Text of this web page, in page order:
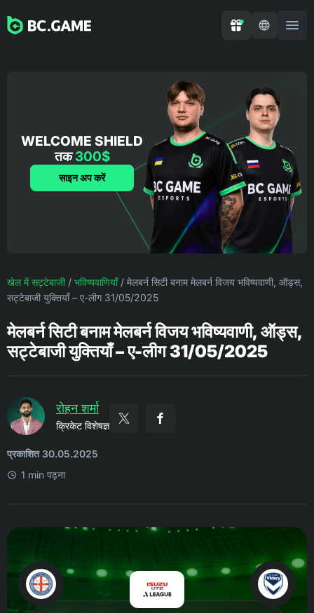
WELCOME SHIELD
तक300$
साइन अप करें
खेल में सट्टेबाजी/ भविष्यवाणियाँ/ मेलबर्न सिटी बनाम मेलबर्न विजय भविष्यवाणी, ऑड्स,
सट्टेबाजी युक्तियाँ – ए-लीग 31/05/2025
मेलबर्न सिटी बनाम मेलबर्न विजय भविष्यवाणी, ऑड्स,
सट्टेबाजी युक्तियाँ – ए-लीग 31/05/2025
रोहन शर्मा
क्रिकेट विशेषज्ञ
प्रकाशित 30.05.2025
1 min पढ़ना